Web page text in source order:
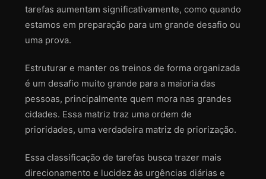
tarefas aumentam significativamente, como quando
estamos em preparação para um grande desafio ou
uma prova.
Estruturar e manter os treinos de forma organizada
é um desafio muito grande para a maioria das
pessoas, principalmente quem mora nas grandes
cidades. Essa matriz traz uma ordem de
prioridades, uma verdadeira matriz de priorização.
Essa classificação de tarefas busca trazer mais
direcionamento e lucidez às urgências diárias e